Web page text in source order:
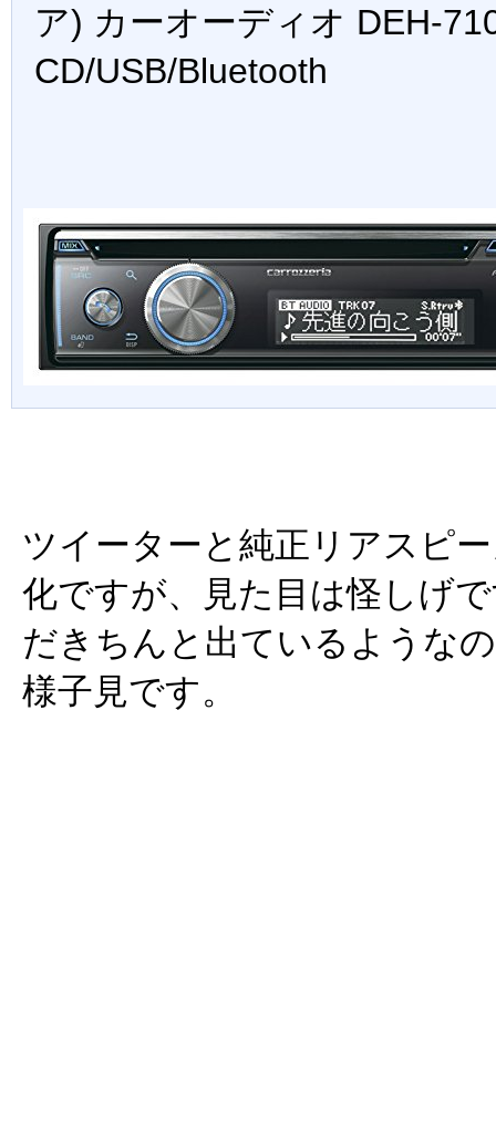
ア) カーオーディオ DEH-
CD/USB/Bluetooth
ツイーターと純正リアスピ
化ですが、見た目は怪しげ
だきちんと出ているような
様子見です。